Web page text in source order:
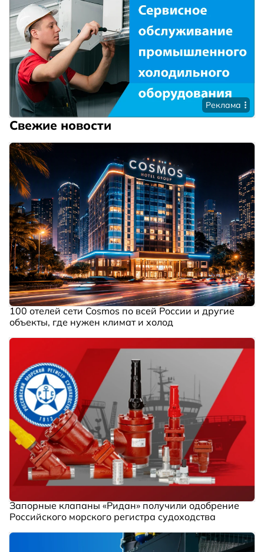
Реклама
Свежие новости
100 отелей сети Cosmos по всей России и другие
объекты, где нужен климат и холод
Запорные клапаны «Ридан» получили одобрение
Российского морского регистра судоходства